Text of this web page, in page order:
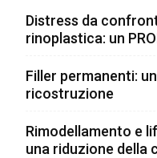
Distress da
rinoplastica: un
Filler permanenti:
ricostruzione
Rimodellamento e
una riduzione della